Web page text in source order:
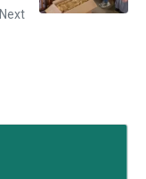
Next